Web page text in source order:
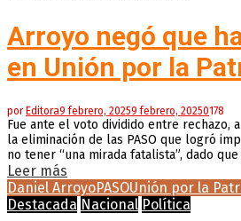
Arroyo negó que
en Unión por la
por Editora9 febrero, 20259 febrero, 20250178
Fue ante el voto dividido entre rechazo,
la eliminación de las PASO que logró
no tener “una mirada fatalista”, dado que
Leer más
Daniel ArroyoPASOUnión por la
Destacada Nacional Política